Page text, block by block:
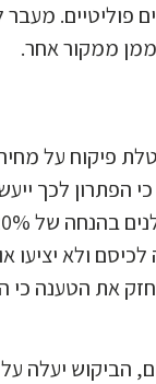
פוליטיים.
ממקור אחר.
פיקוח על
כי הפתרון לכך
ולא יציעו
את הטענה כי
הביקוש יעלה